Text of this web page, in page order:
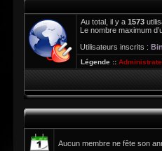
Au total, il y a 1573
Le nombre maximum
Utilisateurs inscrits :
Légende ::
Aucun membre ne fête son